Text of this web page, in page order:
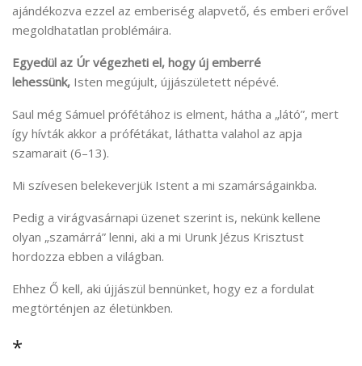
ajándékozva ezzel az emberiség alapvető, és emberi erővel
megoldhatatlan problémáira.
Egyedül az Úr végezheti el, hogy új emberré
lehessünk, Isten megújult, újjászületett népévé.
Saul még Sámuel prófétához is elment, hátha a „látó”, mert
így hívták akkor a prófétákat, láthatta valahol az apja
szamarait (6–13).
Mi szívesen belekeverjük Istent a mi szamárságainkba.
Pedig a virágvasárnapi üzenet szerint is, nekünk kellene
olyan „szamárrá” lenni, aki a mi Urunk Jézus Krisztust
hordozza ebben a világban.
Ehhez Ő kell, aki újjászül bennünket, hogy ez a fordulat
megtörténjen az életünkben.
*